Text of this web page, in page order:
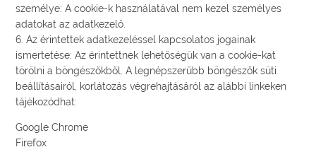
személye: A cookie-k használatával nem kezel személyes
adatokat az adatkezelő.
6. Az érintettek adatkezeléssel kapcsolatos jogainak
ismertetése: Az érintettnek lehetőségük van a cookie-kat
törölni a böngészőkből. A legnépszerűbb böngészők süti
beállításairól, korlátozás végrehajtásáról az alábbi linkeken
tájékozódhat:
Google Chrome
Firefox